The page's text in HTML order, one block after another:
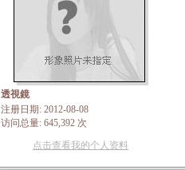
透視鏡
注册日期: 2012-08-08
访问总量: 645,392 次
点击查看我的个人资料